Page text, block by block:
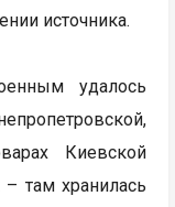
источника.
удалось
Киевской
там хранилась